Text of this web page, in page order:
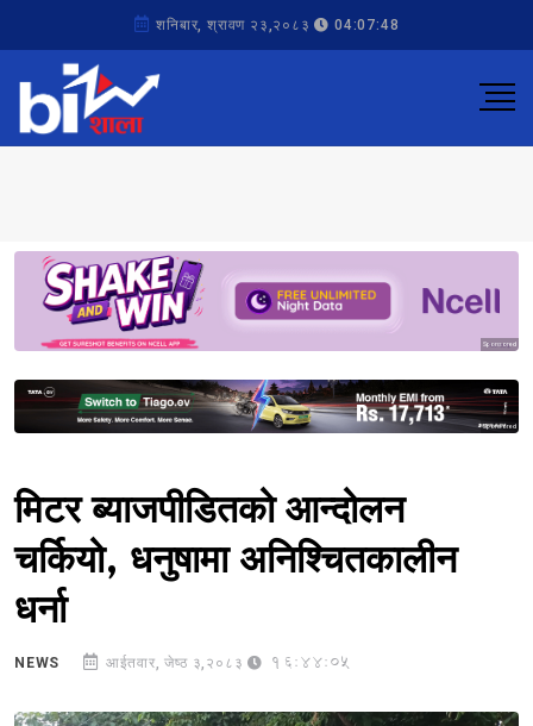
शनिबार, श्रावण २३,२०८३ 04:07:48
Sponsored
Sponsored
मिटर ब्याजपीडितको आन्दोलन
चर्कियो, धनुषामा अनिश्चितकालीन
धर्ना
NEWS आईतवार, जेष्ठ ३,२०८३ 16:44:05